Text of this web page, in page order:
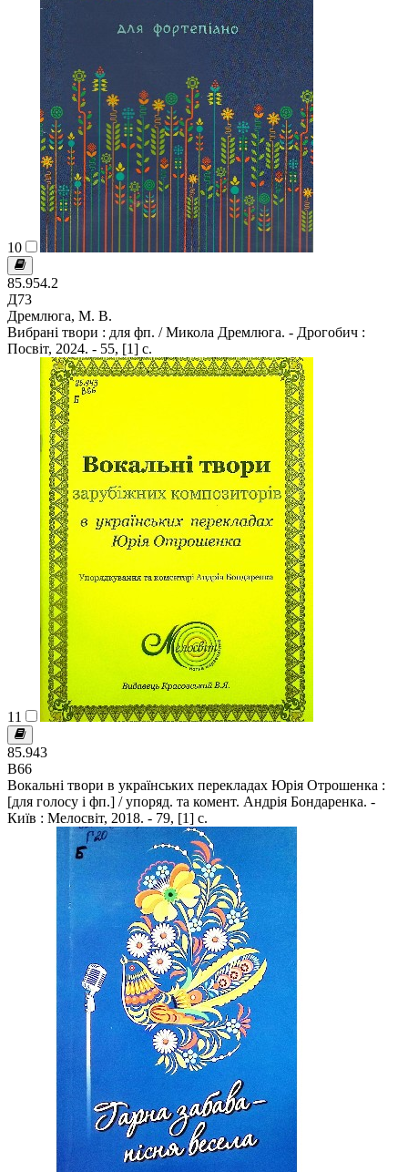
10
85.954.2
Д73
Дремлюга, М. В.
Вибрані твори : для фп. / Микола Дремлюга. - Дрогобич :
Посвіт, 2024. - 55, [1] с.
11
85.943
В66
Вокальні твори в українських перекладах Юрія Отрошенка :
[для голосу і фп.] / упоряд. та комент. Андрія Бондаренка. -
Київ : Мелосвіт, 2018. - 79, [1] с.